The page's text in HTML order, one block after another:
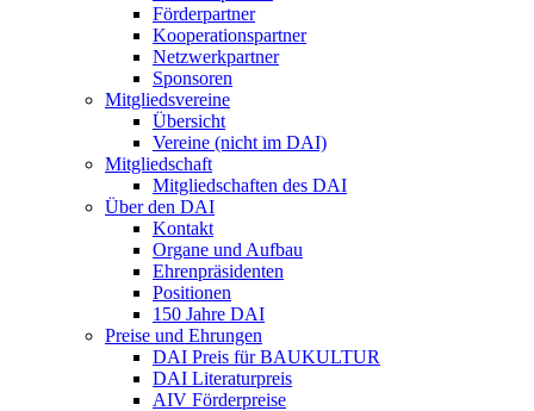
Förderpartner
Kooperationspartner
Netzwerkpartner
Sponsoren
Mitgliedsvereine
Übersicht
Vereine (nicht im DAI)
Mitgliedschaft
Mitgliedschaften des DAI
Über den DAI
Kontakt
Organe und Aufbau
Ehrenpräsidenten
Positionen
150 Jahre DAI
Preise und Ehrungen
DAI Preis für BAUKULTUR
DAI Literaturpreis
AIV Förderpreise